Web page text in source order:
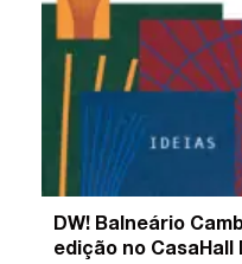
DW! Balneário
edição no CasaHall